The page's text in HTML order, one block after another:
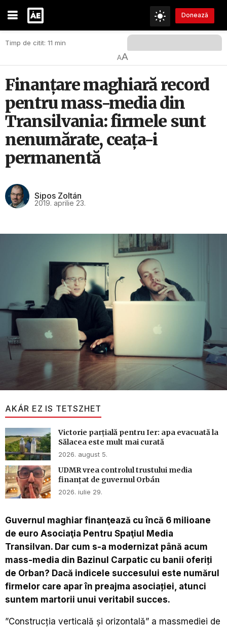
Donează
Timp de citit: 11 min
AA
Finanţare maghiară record
pentru mass-media din
Transilvania: firmele sunt
nenumărate, ceața-i
permanentă
Sipos Zoltán
2019. aprilie 23.
AKÁR EZ IS TETSZHET
Victorie parțială pentru Ier: apa evacuată la
Sălacea este mult mai curată
2026. august 5.
UDMR vrea controlul trustului media
finanțat de guvernul Orbán
2026. iulie 29.
Guvernul maghiar finanţează cu încă 6 milioane
de euro Asociaţia Pentru Spaţiul Media
Transilvan. Dar cum s-a modernizat până acum
mass-media din Bazinul Carpatic cu banii oferiți
de Orban? Dacă indicele succesului este numărul
firmelor care apar în preajma asociației, atunci
suntem martorii unui veritabil succes.
”Construcția verticală și orizontală” a massmediei de